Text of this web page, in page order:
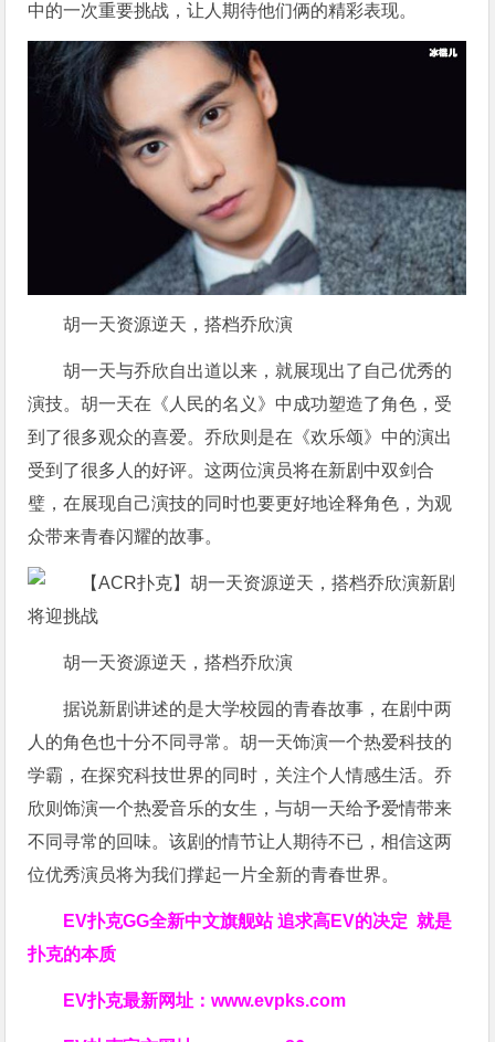
中的一次重要挑战，让人期待他们俩的精彩表现。
胡一天资源逆天，搭档乔欣演
胡一天与乔欣自出道以来，就展现出了自己优秀的
演技。胡一天在《人民的名义》中成功塑造了角色，受
到了很多观众的喜爱。乔欣则是在《欢乐颂》中的演出
受到了很多人的好评。这两位演员将在新剧中双剑合
璧，在展现自己演技的同时也要更好地诠释角色，为观
众带来青春闪耀的故事。
胡一天资源逆天，搭档乔欣演
据说新剧讲述的是大学校园的青春故事，在剧中两
人的角色也十分不同寻常。胡一天饰演一个热爱科技的
学霸，在探究科技世界的同时，关注个人情感生活。乔
欣则饰演一个热爱音乐的女生，与胡一天给予爱情带来
不同寻常的回味。该剧的情节让人期待不已，相信这两
位优秀演员将为我们撑起一片全新的青春世界。
EV扑克GG全新中文旗舰站追求高EV的决定就是
扑克的本质
EV扑克最新网址：www.evpks.com